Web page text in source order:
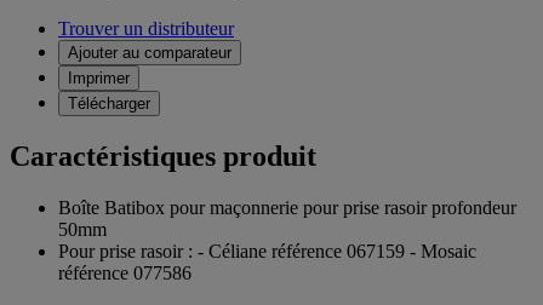
Trouver un distributeur
Ajouter au comparateur
Imprimer
Télécharger
Caractéristiques produit
Boîte Batibox pour maçonnerie pour prise rasoir profondeur
50mm
Pour prise rasoir : - Céliane référence 067159 - Mosaic
référence 077586